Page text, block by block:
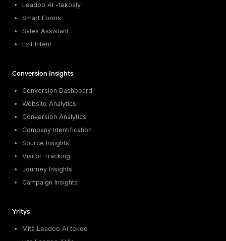
Leadoo AI -tekoäly
Smart Forms
Sales Assistant
Exit Intent
Conversion Insights
Conversion Dashboard
Website Analytics
Conversion Analytics
Company Identification
Source Insights
Visitor Tracking
Journey Insights
Campaign Insights
Yritys
Mitä Leadoo AI tekee